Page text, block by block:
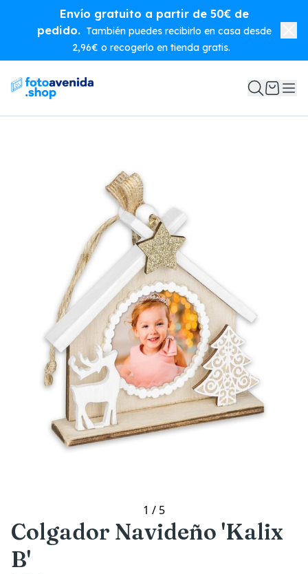
Envío gratuito a partir de 50€ de
pedido. También puedes recibirlo en casa desde
2,96€ o recogerlo en tienda gratis.
1 / 5
Colgador Navideño 'Kalix
B'